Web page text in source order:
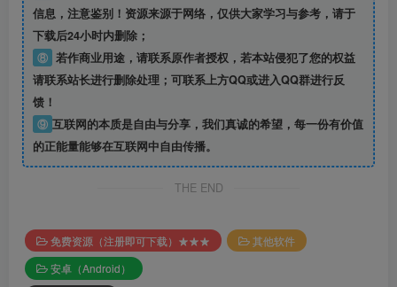
信息，注意鉴别！资源来源于网络，仅供大家学习与参考，请于
下载后24小时内删除；
⑧ 若作商业用途，请联系原作者授权，若本站侵犯了您的权益
请联系站长进行删除处理；可联系上方QQ或进入QQ群进行反
馈！
⑨ 互联网的本质是自由与分享，我们真诚的希望，每一份有价值
的正能量能够在互联网中自由传播。
THE END
免费资源（注册即可下载）★★★
其他软件
安卓（Android）